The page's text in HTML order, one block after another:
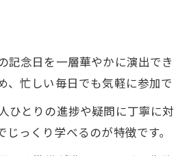
法
法
念日を一層華やかに演出で
忙しい毎日でも気軽に参加で
とりの進捗や疑問に丁寧に
っくり学べるのが特徴です。